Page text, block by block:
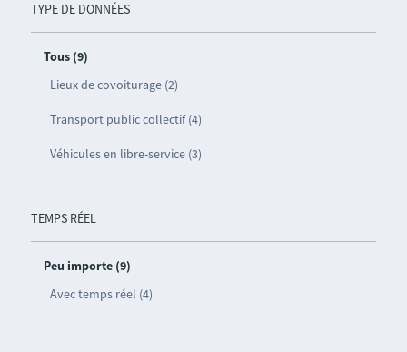
TYPE DE DONNÉES
Tous (9)
Lieux de covoiturage (2)
Transport public collectif (4)
Véhicules en libre-service (3)
TEMPS RÉEL
Peu importe (9)
Avec temps réel (4)